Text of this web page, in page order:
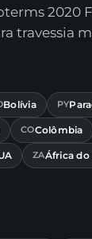
2020
travessia
Bolívia PY
COColômbia
ZAÁfrica do